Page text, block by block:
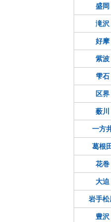
盛岡
滝沢
好摩
紫波
雫石
区界
薮川
一方
葛根田
花巻
大迫
岩手松
豊沢